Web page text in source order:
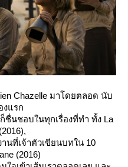
Chazelle มาโดยตลอด นับ
งแรก
ชื่นชอบในทุกเรื่องที่ทำ ทั้ง La
านที่เจ้าตัวเขียนบทใน 10
(2016)